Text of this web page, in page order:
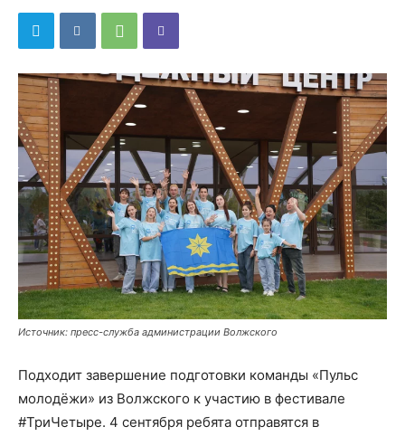
Источник: пресс-служба администрации Волжского
Подходит завершение подготовки команды «Пульс
молодёжи» из Волжского к участию в фестивале
#ТриЧетыре. 4 сентября ребята отправятся в